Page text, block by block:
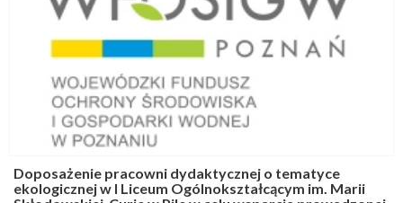
Doposażenie pracowni dydaktycznej o tematyce
ekologicznej w I Liceum Ogólnokształcącym im. Marii